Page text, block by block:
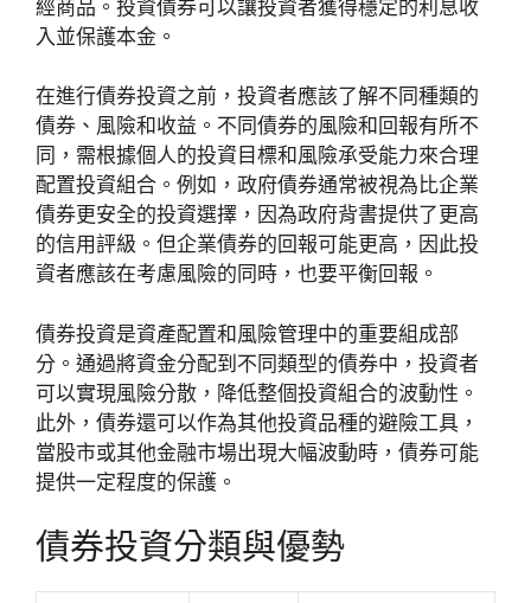
經商品。投資債券可以讓投資者獲得穩定的利息收
入並保護本金。
在進行債券投資之前，投資者應該了解不同種類的
債券、風險和收益。不同債券的風險和回報有所不
同，需根據個人的投資目標和風險承受能力來合理
配置投資組合。例如，政府債券通常被視為比企業
債券更安全的投資選擇，因為政府背書提供了更高
的信用評級。但企業債券的回報可能更高，因此投
資者應該在考慮風險的同時，也要平衡回報。
債券投資是資產配置和風險管理中的重要組成部
分。通過將資金分配到不同類型的債券中，投資者
可以實現風險分散，降低整個投資組合的波動性。
此外，債券還可以作為其他投資品種的避險工具，
當股市或其他金融市場出現大幅波動時，債券可能
提供一定程度的保護。
債券投資分類與優勢